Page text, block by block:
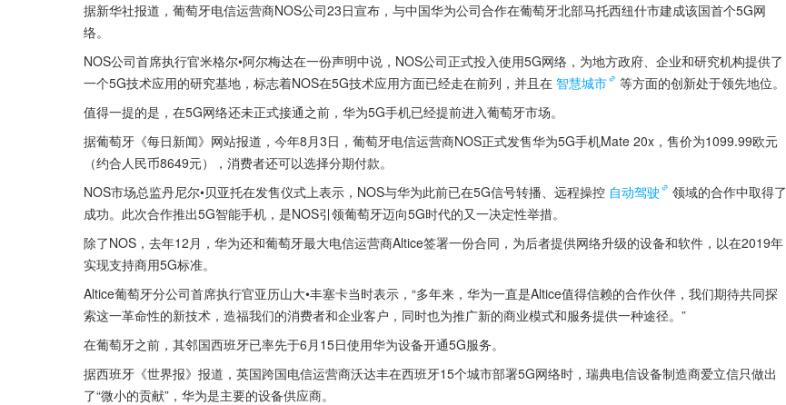
据新华社报道，葡萄牙电信运营商NOS公司23日宣布，与中国华为公司合作在葡萄牙北部马托西纽什市建成该国首个5G网
络。
NOS公司首席执行官米格尔•阿尔梅达在一份声明中说，NOS公司正式投入使用5G网络，为地方政府、企业和研究机构提供了
一个5G技术应用的研究基地，标志着NOS在5G技术应用方面已经走在前列，并且在 智慧城市
等方面的创新处于领先地位。
值得一提的是，在5G网络还未正式接通之前，华为5G手机已经提前进入葡萄牙市场。
据葡萄牙《每日新闻》网站报道，今年8月3日，葡萄牙电信运营商NOS正式发售华为5G手机Mate 20x，售价为1099.99欧元
（约合人民币8649元），消费者还可以选择分期付款。
NOS市场总监丹尼尔•贝亚托在发售仪式上表示，NOS与华为此前已在5G信号转播、远程操控 自动驾驶
领域的合作中取得了
成功。此次合作推出5G智能手机，是NOS引领葡萄牙迈向5G时代的又一决定性举措。
除了NOS，去年12月，华为还和葡萄牙最大电信运营商Altice签署一份合同，为后者提供网络升级的设备和软件，以在2019年
实现支持商用5G标准。
Altice葡萄牙分公司首席执行官亚历山大•丰塞卡当时表示，“多年来，华为一直是Altice值得信赖的合作伙伴，我们期待共同探
索这一革命性的新技术，造福我们的消费者和企业客户，同时也为推广新的商业模式和服务提供一种途径。”
在葡萄牙之前，其邻国西班牙已率先于6月15日使用华为设备开通5G服务。
据西班牙《世界报》报道，英国跨国电信运营商沃达丰在西班牙15个城市部署5G网络时，瑞典电信设备制造商爱立信只做出
了“微小的贡献”，华为是主要的设备供应商。